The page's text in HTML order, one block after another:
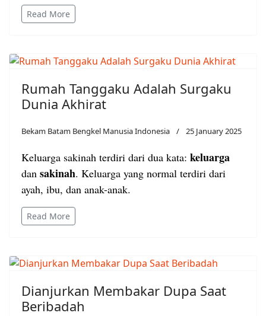
Read More
Rumah Tanggaku Adalah Surgaku
Dunia Akhirat
Bekam Batam Bengkel Manusia Indonesia 25 January 2025
Keluarga sakinah terdiri dari dua kata: keluarga
dan sakinah. Keluarga yang normal terdiri dari
ayah, ibu, dan anak-anak.
Read More
Dianjurkan Membakar Dupa Saat
Beribadah